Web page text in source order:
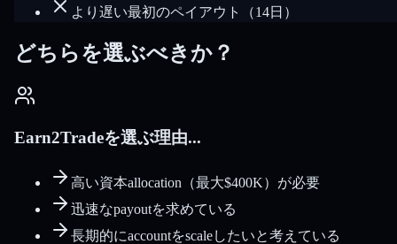
より遅い最初のペイアウト（14日）
どちらを選ぶべきか？
Earn2Tradeを選ぶ理由...
高い資本allocation（最大$400K）が必要
迅速なpayoutを求めている
長期的にaccountをscaleしたいと考えている